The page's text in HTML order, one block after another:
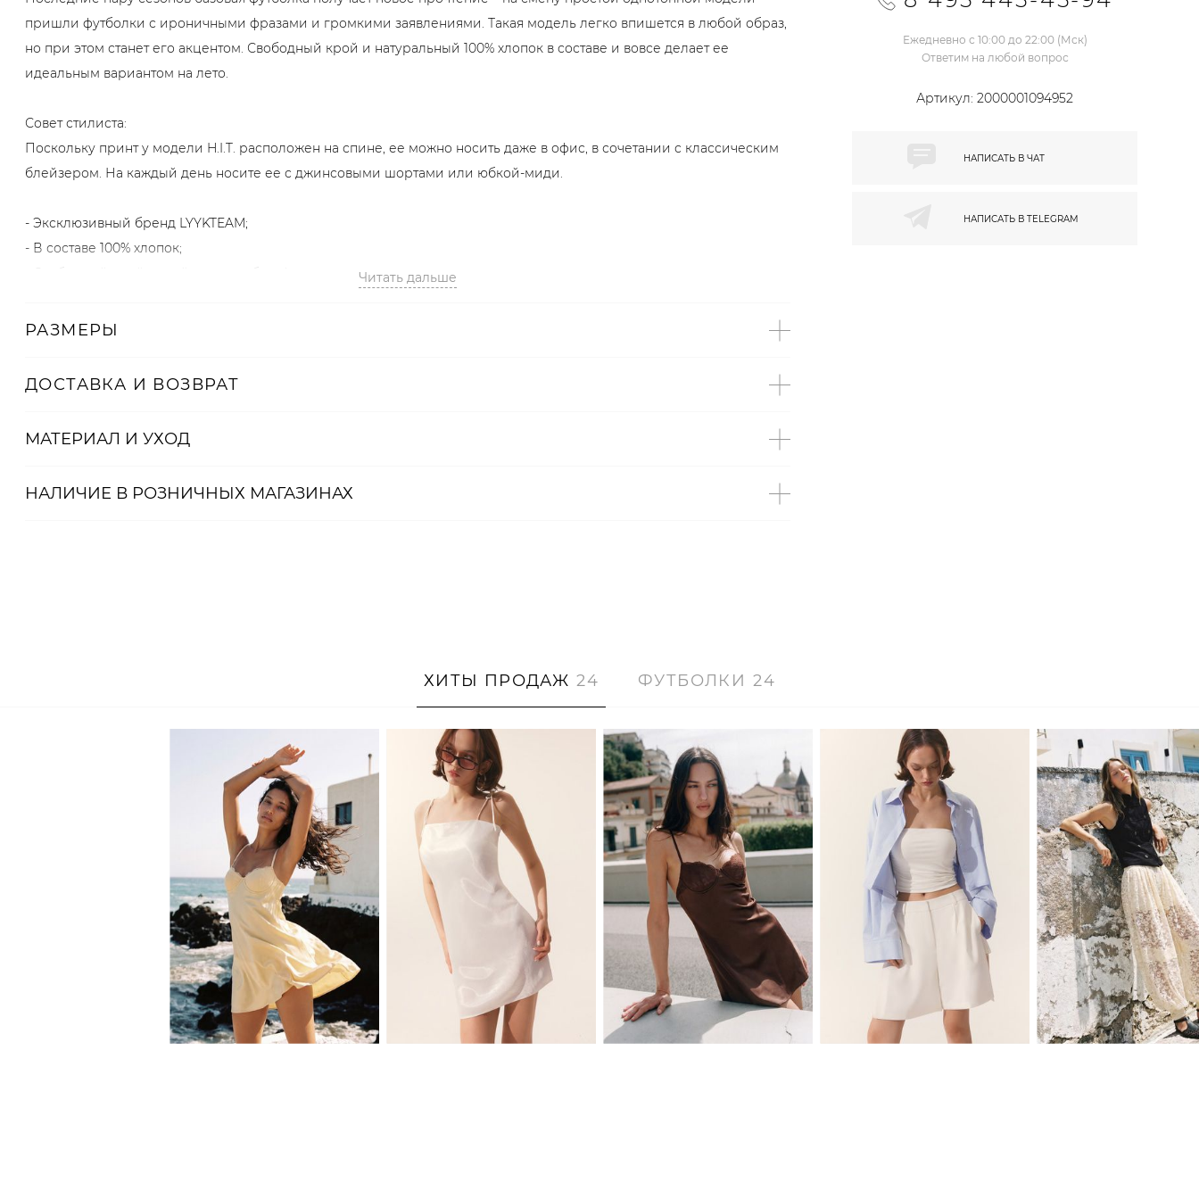
пришли футболки с ироничными фразами и громкими заявлениями. Такая модель легко впишется в любой образ,
но при этом станет его акцентом. Свободный крой и натуральный 100% хлопок в составе и вовсе делает ее
идеальным вариантом на лето.
Совет стилиста:
Поскольку принт у модели H.I.T. расположен на спине, ее можно носить даже в офис, в сочетании с классическим
блейзером. На каждый день носите ее с джинсовыми шортами или юбкой-миди.
- Эксклюзивный бренд LYYKTEAM;
- В составе 100% хлопок;
Образ
Модель на фото: рост 168, параметры 76-60-86.
Читать дальше
РАЗМЕРЫ
ДОСТАВКА И ВОЗВРАТ
МАТЕРИАЛ И УХОД
НАЛИЧИЕ В РОЗНИЧНЫХ МАГАЗИНАХ
Ежедневно с 10:00 до 22:00 (Мск)
Ответим на любой вопрос
Артикул:2000001094952
НАПИСАТЬ В ЧАТ
НАПИСАТЬ В TELEGRAM
ХИТЫ ПРОДАЖ 24 ФУТБОЛКИ 24
XS M L XS XS S M XS M XS S M L